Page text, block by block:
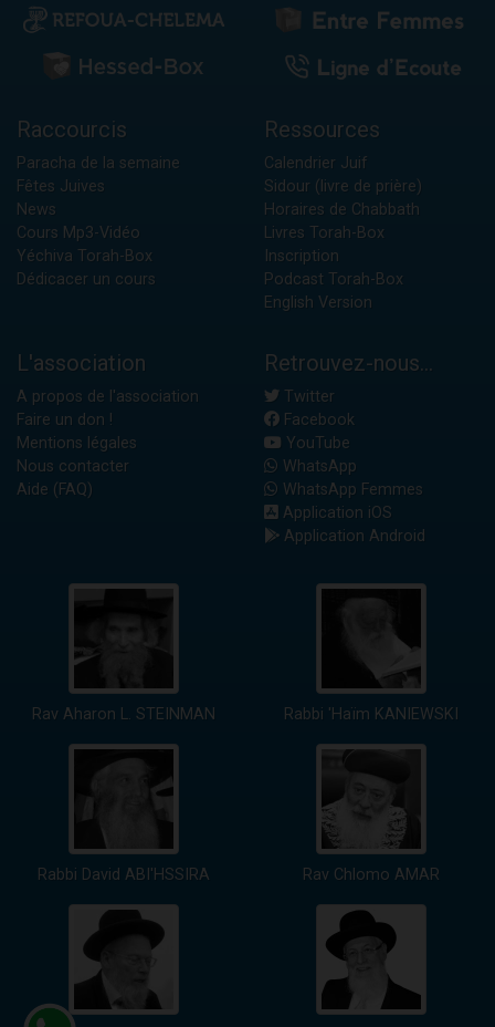
Raccourcis
Paracha de la semaine
Fêtes Juives
News
Cours Mp3-Vidéo
Yéchiva Torah-Box
Dédicacer un cours
Ressources
Calendrier Juif
Sidour (livre de prière)
Horaires de Chabbath
Livres Torah-Box
Inscription
Podcast Torah-Box
English Version
L'association
A propos de l'association
Faire un don !
Mentions légales
Nous contacter
Aide (FAQ)
Retrouvez-nous...
Twitter
Facebook
YouTube
WhatsApp
WhatsApp Femmes
Application iOS
Application Android
Rav Aharon L. STEINMAN Rabbi 'Haïm KANIEWSKI
Rabbi David ABI'HSSIRA Rav Chlomo AMAR